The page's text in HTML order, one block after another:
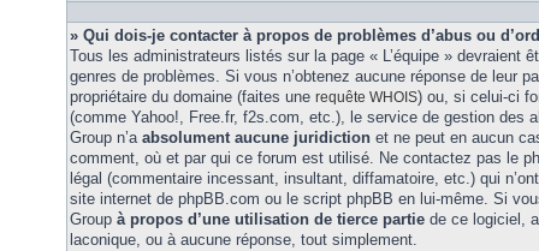
» Qui dois-je contacter à propos de problèmes d’abus ou
Tous les administrateurs listés sur la page « L’équipe » devraient
genres de problèmes. Si vous n’obtenez aucune réponse de leur
propriétaire du domaine (faites une requête WHOIS) ou, si celui-ci
(comme Yahoo!, Free.fr, f2s.com, etc.), le service de gestion des
Group n’a absolument aucune juridiction et ne peut en aucun
comment, où et par qui ce forum est utilisé. Ne contactez pas le
légal (commentaire incessant, insultant, diffamatoire, etc.) qui
site internet de phpBB.com ou le script phpBB en lui-même. Si
Group à propos d’une utilisation de tierce partie de ce logiciel,
laconique, ou à aucune réponse, tout simplement.